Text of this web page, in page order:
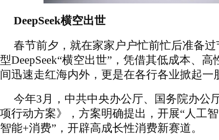
DeepSeek横空出世
春节前夕，就在家家户户忙前忙后准备
型DeepSeek“横空出世”，凭借其低成本、
间迅速走红海内外，更是在各行各业掀起一
今年3月，中共中央办公厅、国务院办公
项行动方案》，方案明确提出，开展“人工
智能+消费”，开辟高成长性消费新赛道。